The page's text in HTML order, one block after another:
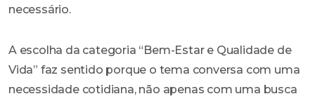
necessário.
A escolha da categoria “Bem-Estar e Qualidade de
Vida” faz sentido porque o tema conversa com uma
necessidade cotidiana, não apenas com uma busca